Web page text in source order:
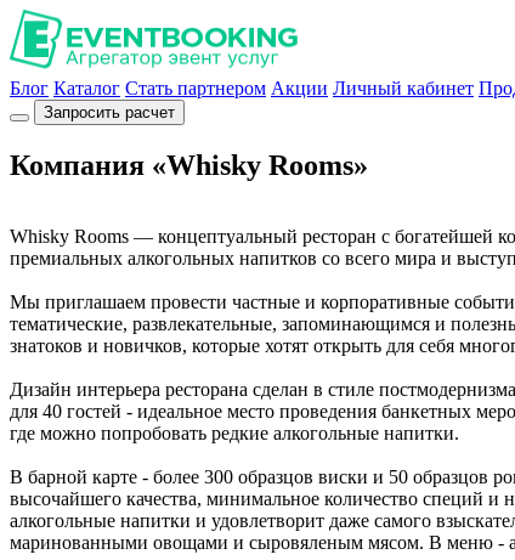
Блог Каталог Стать партнером Акции Личный кабинет
Запросить расчет
Компания «Whisky Rooms»
Whisky Rooms — концептуальный ресторан с богатейшей
премиальных алкогольных напитков со всего мира и
Мы приглашаем провести частные и корпоративные
тематические, развлекательные, запоминающимся и
знатоков и новичков, которые хотят открыть для себя
Дизайн интерьера ресторана сделан в стиле
для 40 гостей - идеальное место проведения банкетных
где можно попробовать редкие алкогольные напитки.
В барной карте - более 300 образцов виски и 50
высочайшего качества, минимальное количество специй
алкогольные напитки и удовлетворит даже самого
маринованными овощами и сыровяленым мясом. В меню -